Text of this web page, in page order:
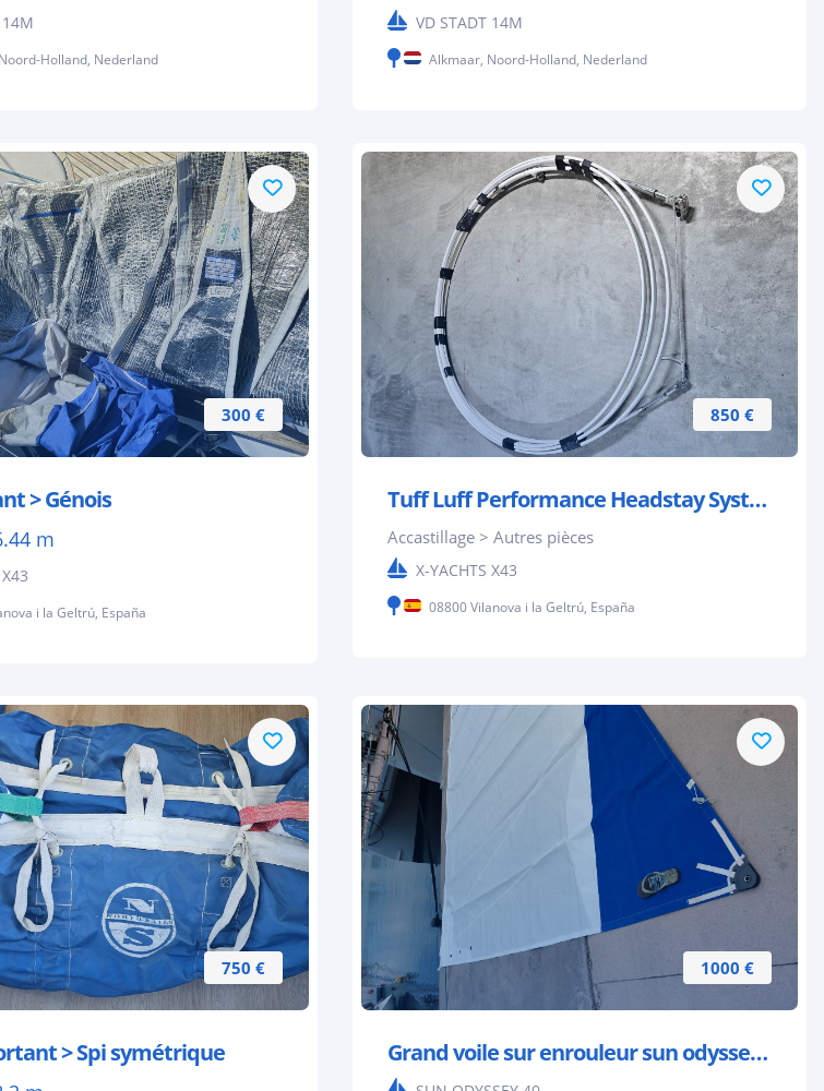
14M
Holland, Nederland
VD STADT 14M
Alkmaar, Noord-Holland, Nederland
300 €
> Génois
m
i la Geltrú, España
850 €
Tuff Luff Performance Headstay System for 12m-14m
Accastillage > Autres pièces
X-YACHTS X43
08800 Vilanova i la Geltrú, España
750 €
> Spi symétrique
1000 €
Grand voile sur enrouleur sun odyssey 40